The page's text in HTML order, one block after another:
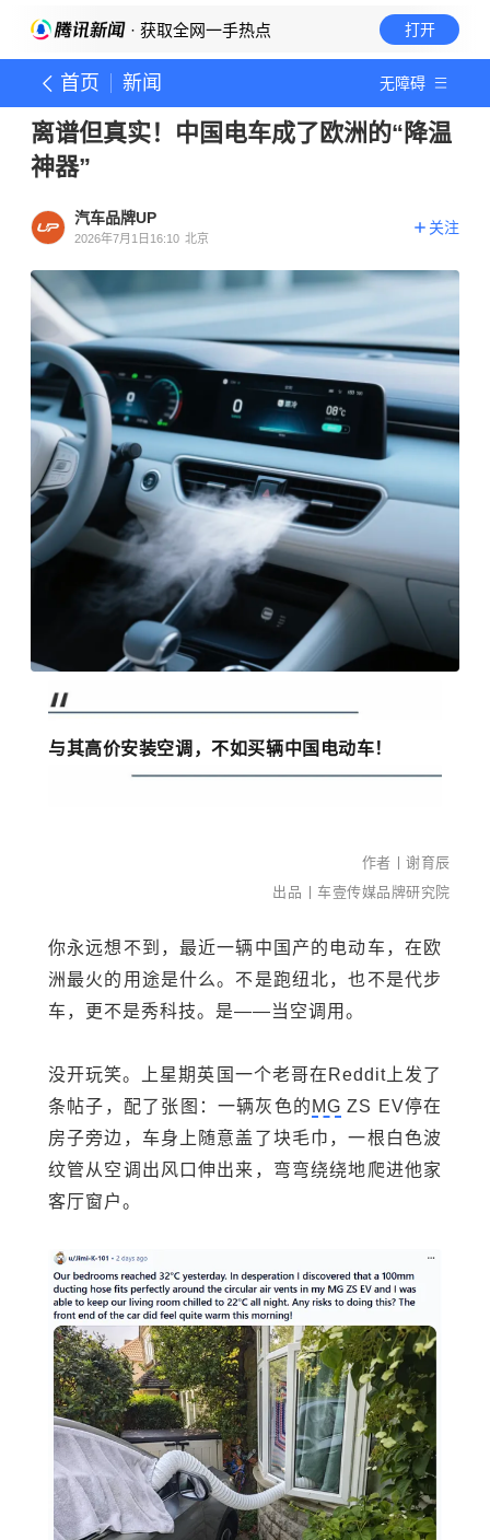
· 获取全网一手热点 打开
首页 新闻 无障碍
离谱但真实！中国电车成了欧洲的“降温
神器”
汽车品牌UP
2026年7月1日16:10 北京
关注
与其高价安装空调，不如买辆中国电动车！
作者丨谢育辰
出品丨车壹传媒品牌研究院
你永远想不到，最近一辆中国产的电动车，在欧
洲最火的用途是什么。不是跑纽北，也不是代步
车，更不是秀科技。是——当空调用。
没开玩笑。上星期英国一个老哥在Reddit上发了
条帖子，配了张图：一辆灰色的 MG ZS EV停在
房子旁边，车身上随意盖了块毛巾，一根白色波
纹管从空调出风口伸出来，弯弯绕绕地爬进他家
客厅窗户。